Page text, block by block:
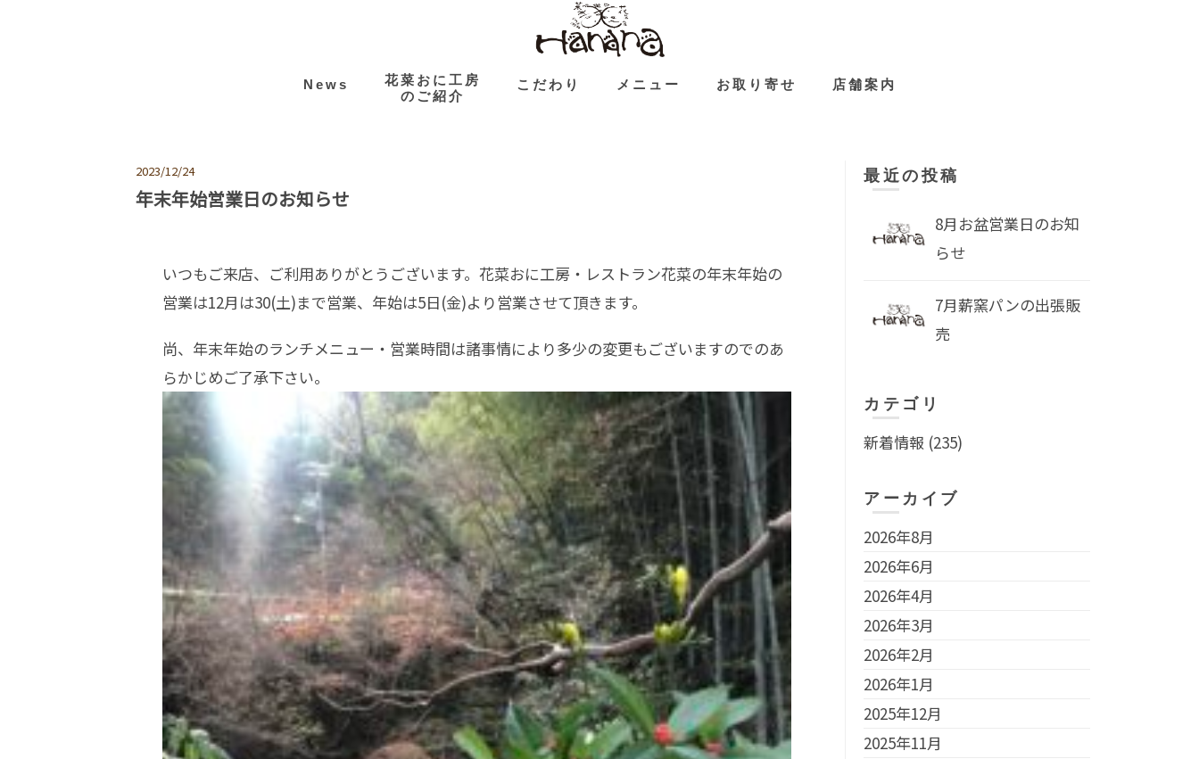
News
花菜おに工房
のご紹介
こだわり メニュー お取り寄せ 店舗案内
2023/12/24
年末年始営業日のお知らせ
いつもご来店、ご利用ありがとうございます。花菜おに工房・レストラン花菜の年末年始の
営業は12月は30(土)まで営業、年始は5日(金)より営業させて頂きます。
尚、年末年始のランチメニュー・営業時間は諸事情により多少の変更もございますのでのあ
らかじめご了承下さい。
最近の投稿
8月お盆営業日のお知
らせ
7月薪窯パンの出張販
売
カテゴリ
新着情報 (235)
アーカイブ
2026年8月
2026年6月
2026年4月
2026年3月
2026年2月
2026年1月
2025年12月
2025年11月